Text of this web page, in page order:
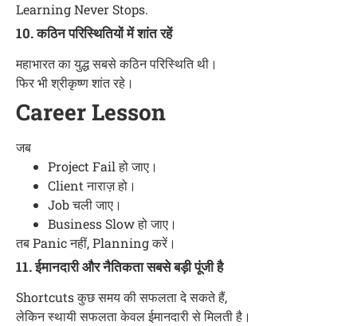
Learning Never Stops.
10. कठिन परिस्थितियों में शांत रहें
महाभारत का युद्ध सबसे कठिन परिस्थिति थी।
फिर भी श्रीकृष्ण शांत रहे।
Career Lesson
जब
Project Fail हो जाए।
Client नाराज़ हो।
Job चली जाए।
Business Slow हो जाए।
तब Panic नहीं, Planning करें।
11. ईमानदारी और नैतिकता सबसे बड़ी पूंजी है
Shortcuts कुछ समय की सफलता दे सकते हैं,
लेकिन स्थायी सफलता केवल ईमानदारी से मिलती है।